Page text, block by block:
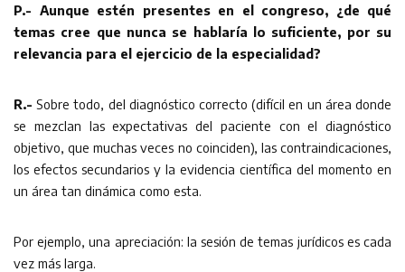
P.- Aunque estén presentes en el congreso, ¿de qué
temas cree que nunca se hablaría lo suficiente, por su
relevancia para el ejercicio de la especialidad?
R.-Sobre todo, del diagnóstico correcto (difícil en un área donde
se mezclan las expectativas del paciente con el diagnóstico
objetivo, que muchas veces no coinciden), las contraindicaciones,
los efectos secundarios y la evidencia científica del momento en
un área tan dinámica como esta.
Por ejemplo, una apreciación: la sesión de temas jurídicos es cada
vez más larga.